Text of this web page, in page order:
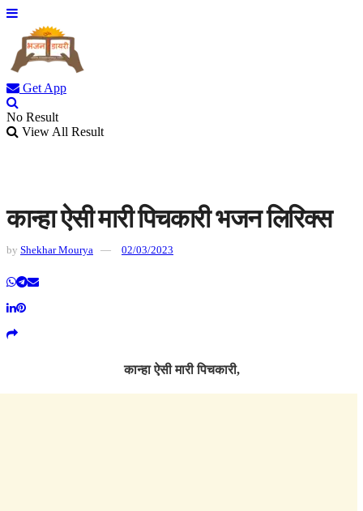
Get App
No Result
View All Result
कान्हा ऐसी मारी पिचकारी भजन लिरिक्स
by Shekhar Mourya 02/03/2023
कान्हा ऐसी मारी पिचकारी,